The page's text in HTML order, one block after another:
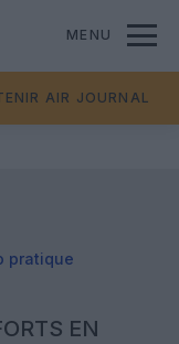
MENU
AIR JOURNAL
pratique
EN